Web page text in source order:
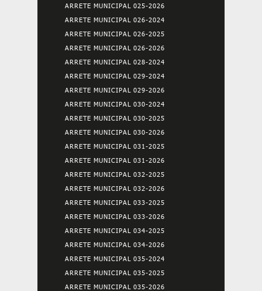
ARRETE MUNICIPAL 025-2026
ARRETE MUNICIPAL 026-2024
ARRETE MUNICIPAL 026-2025
ARRETE MUNICIPAL 026-2026
ARRETE MUNICIPAL 028-2024
ARRETE MUNICIPAL 029-2024
ARRETE MUNICIPAL 029-2026
ARRETE MUNICIPAL 030-2024
ARRETE MUNICIPAL 030-2025
ARRETE MUNICIPAL 030-2026
ARRETE MUNICIPAL 031-2025
ARRETE MUNICIPAL 031-2026
ARRETE MUNICIPAL 032-2025
ARRETE MUNICIPAL 032-2026
ARRETE MUNICIPAL 033-2025
ARRETE MUNICIPAL 033-2026
ARRETE MUNICIPAL 034-2025
ARRETE MUNICIPAL 034-2026
ARRETE MUNICIPAL 035-2024
ARRETE MUNICIPAL 035-2025
ARRETE MUNICIPAL 035-2026